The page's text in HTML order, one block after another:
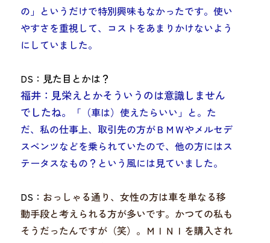
の」というだけで特別興味もなかったです。 使い
やすさを重視して、コストをあまりかけないよう
にしていました。
DS：見た目とかは？
福井： 見栄えとかそういうのは意識しません
でしたね。 「（車は）使えたらいい」 と。た
だ、私の仕事上、取引先の方がＢＭＷやメルセデ
スベンツなどを乗られていたので、他の方にはス
テータスなもの？という風には見ていました。
DS： おっしゃる通り、女性の方は車を単なる移
動手段と考えられる方が多いです。かつての私も
そうだったんですが（笑）。ＭＩＮＩを購入され